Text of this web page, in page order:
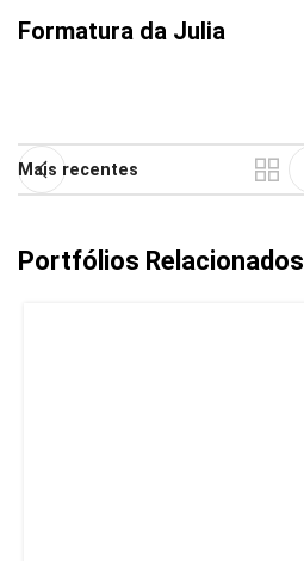
Formatura da Julia
Mais recentes
Portfólios Relacionados